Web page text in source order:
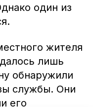
один из
жителя
лишь
обнаружили
службы. Они
его